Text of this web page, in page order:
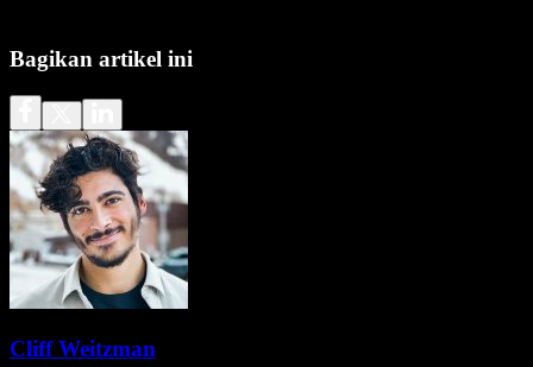
Bagikan artikel ini
Cliff Weitzman